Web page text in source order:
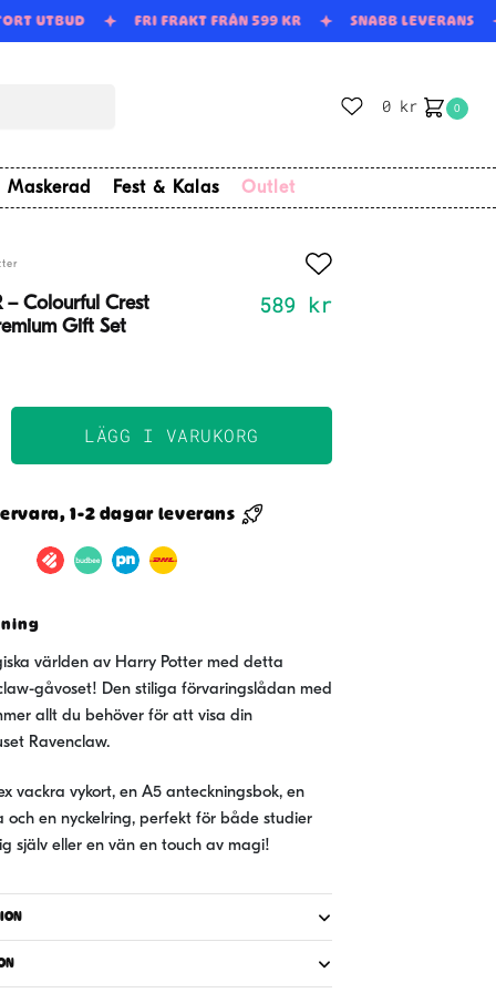
UTBUD FRI FRAKT FRÅN 599 KR SNABB LEVERANS
0 kr 0
Maskerad Fest & Kalas Outlet
– Colourful Crest
Gift Set
589 kr
LÄGG I VARUKORG
1-2 dagar leverans
världen av Harry Potter med detta
gåvoset! Den stiliga förvaringslådan med
allt du behöver för att visa din
Ravenclaw.
vackra vykort, en A5 anteckningsbok, en
och en nyckelring, perfekt för både studier
själv eller en vän en touch av magi!